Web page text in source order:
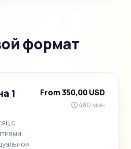
формат
1
с
From 350,00 USD
480 мин